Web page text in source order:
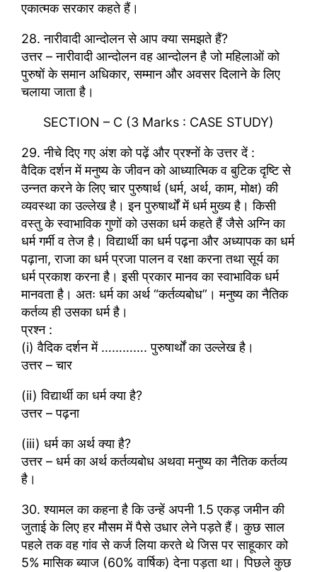
एकात्मक सरकार कहते हैं।
28. नारीवादी आन्दोलन से आप क्या समझते हैं?
उत्तर – नारीवादी आन्दोलन वह आन्दोलन है जो महिलाओं को
पुरुषों के समान अधिकार, सम्मान और अवसर दिलाने के लिए
चलाया जाता है।
SECTION – C (3 Marks : CASE STUDY)
29. नीचे दिए गए अंश को पढ़ें और प्रश्नों के उत्तर दें :
वैदिक दर्शन में मनुष्य के जीवन को आध्यात्मिक व बुटिक दृष्टि से
उन्नत करने के लिए चार पुरुषार्थ (धर्म, अर्थ, काम, मोक्ष) की
व्यवस्था का उल्लेख है। इन पुरुषार्थों में धर्म मुख्य है। किसी
वस्तु के स्वाभाविक गुणों को उसका धर्म कहते हैं जैसे अग्नि का
धर्म गर्मी व तेज है। विद्यार्थी का धर्म पढ़ना और अध्यापक का धर्म
पढ़ाना, राजा का धर्म प्रजा पालन व रक्षा करना तथा सूर्य का
धर्म प्रकाश करना है। इसी प्रकार मानव का स्वाभाविक धर्म
मानवता है। अतः धर्म का अर्थ “कर्तव्यबोध”। मनुष्य का नैतिक
कर्तव्य ही उसका धर्म है।
प्रश्न :
(i) वैदिक दर्शन में …………. पुरुषार्थों का उल्लेख है।
उत्तर – चार
(ii) विद्यार्थी का धर्म क्या है?
उत्तर – पढ़ना
(iii) धर्म का अर्थ क्या है?
उत्तर – धर्म का अर्थ कर्तव्यबोध अथवा मनुष्य का नैतिक कर्तव्य
है।
30. श्यामल का कहना है कि उन्हें अपनी 1.5 एकड़ जमीन की
जुताई के लिए हर मौसम में पैसे उधार लेने पड़ते हैं। कुछ साल
पहले तक वह गांव से कर्ज लिया करते थे जिस पर साहूकार को
5% मासिक ब्याज (60% वार्षिक) देना पड़ता था। पिछले कुछ